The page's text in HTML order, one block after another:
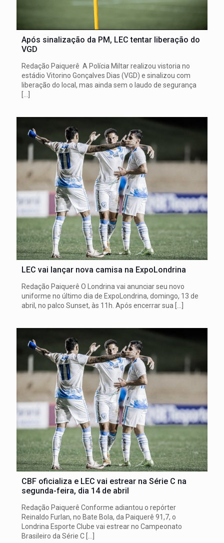
Após sinalização da PM, LEC tentar liberação do
VGD
Redação Paiquerê A Polícia Miltar realizou vistoria no
estádio Vitorino Gonçalves Dias (VGD) e sinalizou com
liberação do local, mas ainda sem o laudo de segurança
[…]
LEC vai lançar nova camisa na ExpoLondrina
Redação Paiquerê O Londrina vai anunciar seu novo
uniforme no último dia de ExpoLondrina, domingo, 13 de
abril, no palco Sunset, às 11h. Após encerrar sua
CBF oficializa e LEC vai estrear na Série C na
segunda-feira, dia 14 de abril
Redação Paiquerê Conforme adiantou o repórter
Reinaldo Furlan, no Bate Bola, da Paiquerê 91,7, o
Londrina Esporte Clube vai estrear no Campeonato
Brasileiro da Série C […]